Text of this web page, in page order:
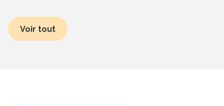
Voir tout